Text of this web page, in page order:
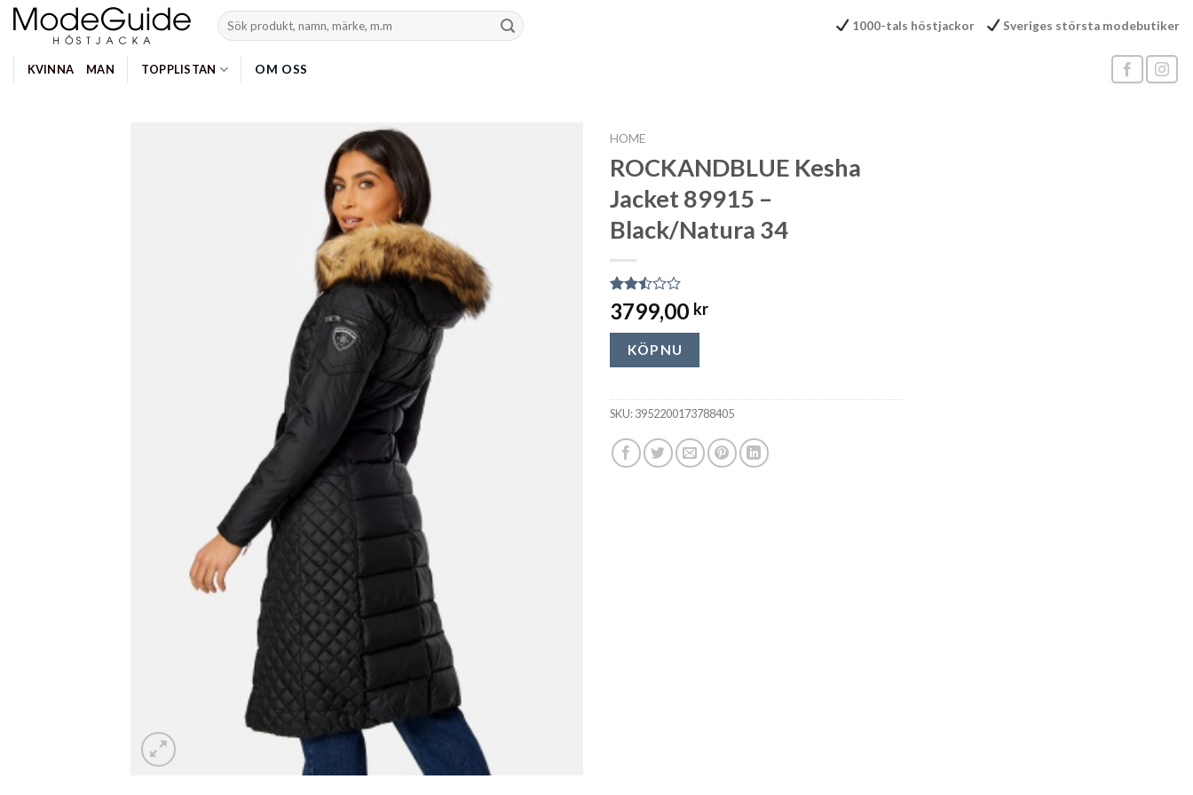
Skip
content
Search
for:
1000-tals höstjackor Sveriges största modebutiker
KVINNA MAN TOPPLISTAN OM OSS
HOME
ROCKANDBLUE Kesha
Jacket 89915 –
Black/Natura 34
Rated
2.45
out
of 5
1987
ratings
3799,00 kr
KÖP NU
SKU:3952200173788405